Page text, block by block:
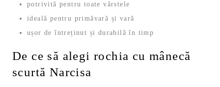
potrivită pentru toate vârstele
ideală pentru primăvară și vară
ușor de întreținut și durabilă în timp
De ce să alegi rochia cu mânecă
scurtă Narcisa